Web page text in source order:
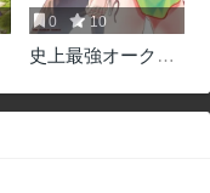
0 10
史上最強オークさ